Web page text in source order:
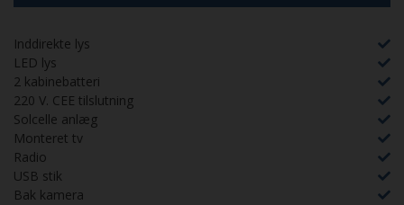
Inddirekte lys
LED lys
2 kabinebatteri
220 V. CEE tilslutning
Solcelle anlæg
Monteret tv
Radio
USB stik
Bak kamera